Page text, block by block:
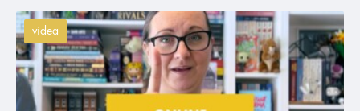
videa